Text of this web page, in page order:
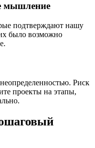
мышление
подтверждают нашу
было возможно
Риск
проекты на этапы,